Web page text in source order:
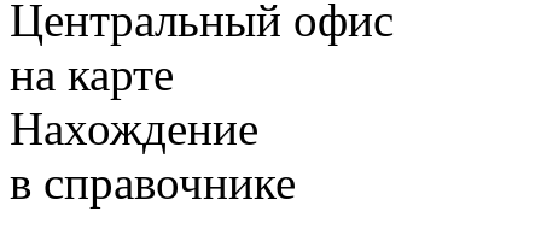
Центральный офис
на карте
Нахождение
в справочнике